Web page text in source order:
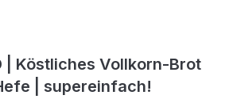
| Köstliches Vollkorn-Brot
| supereinfach!